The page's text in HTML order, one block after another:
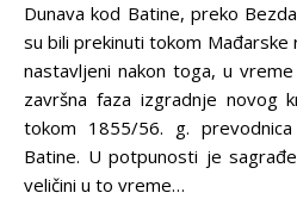
Dunava kod Batine, preko
su bili prekinuti tokom
nastavljeni nakon toga, u
završna faza izgradnje novog
tokom 1855/56. g.
Batine. U potpunosti je
veličini u to vreme…